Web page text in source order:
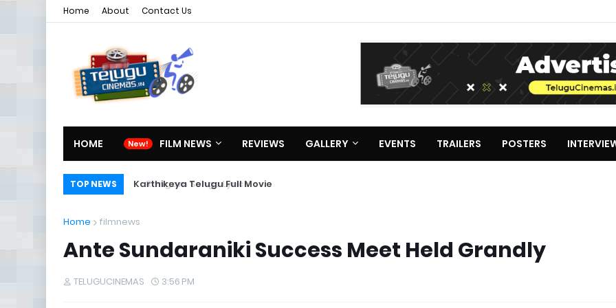
Home About Contact Us
HOME FILM NEWS REVIEWS GALLERY EVENTS TRAILERS POSTERS
TOP NEWS Rangam Songs Lyrics
Home filmnews
Ante Sundaraniki Success Meet Held Grandly
TELUGUCINEMAS 3:56 PM